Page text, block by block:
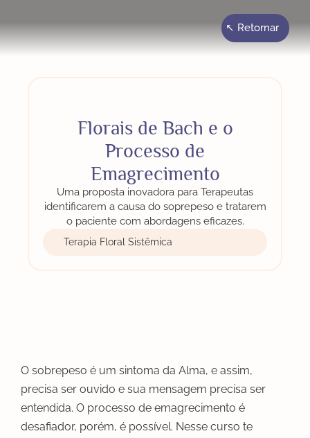
↖ Retornar
Florais de Bach e o
Processo de
Emagrecimento
Uma proposta inovadora para Terapeutas
identificarem a causa do soprepeso e tratarem
o paciente com abordagens eficazes.
Terapia Floral Sistêmica
O sobrepeso é um sintoma da Alma, e assim,
precisa ser ouvido e sua mensagem precisa ser
entendida. O processo de emagrecimento é
desafiador, porém, é possível. Nesse curso te